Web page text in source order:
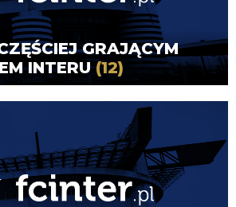
GRAJĄCYM
INTERU(12)